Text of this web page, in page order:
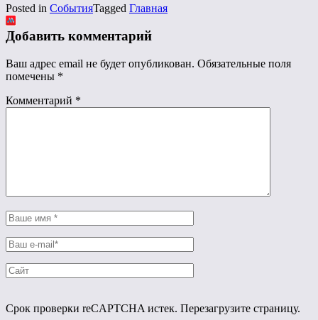
Posted in СобытияTagged Главная
Добавить комментарий
Ваш адрес email не будет опубликован. Обязательные поля
помечены *
Комментарий *
Срок проверки reCAPTCHA истек. Перезагрузите страницу.